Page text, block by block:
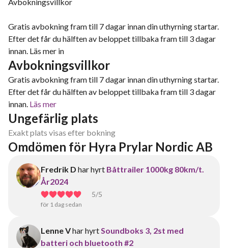
Gratis avbokning fram till 7 dagar innan din uthyrning startar.
Efter det får du hälften av beloppet tillbaka fram till 3 dagar
innan. Läs mer in
Avbokningsvillkor
Gratis avbokning fram till 7 dagar innan din uthyrning startar.
Efter det får du hälften av beloppet tillbaka fram till 3 dagar
innan. Läs mer
Ungefärlig plats
Exakt plats visas efter bokning
Omdömen för Hyra Prylar Nordic AB
Fredrik D har hyrt Båttrailer 1000kg 80km/t.
År2024
5/5
för 1 dag sedan
Lenne Vhar hyrtSoundboks 3, 2st med
batteri och bluetooth #2